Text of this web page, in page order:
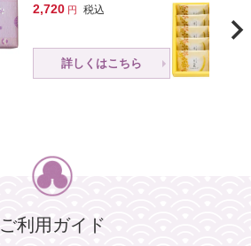
2,720
税込
詳しくはこちら
ご利用ガイド